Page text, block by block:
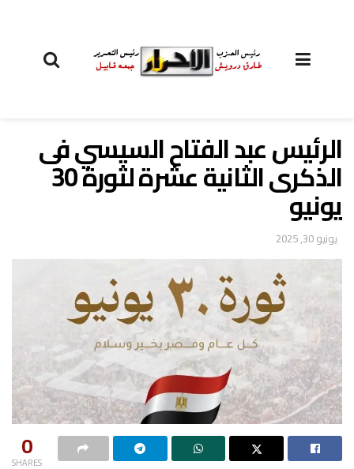
الرئيس عبد الفتاح السيسي فى
الذكرى الثانية عشرة لثورة 30
يونيو
يونيو 30, 2025
0
SHARES